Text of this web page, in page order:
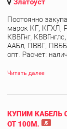
Златоуст
Постоянно
марок КГ, КГХЛ,
КВВГнг,
ААБл, ПВВГ,
опт. Расчет:
Читать далее
КУПИМ КАБЕЛЬ
ОТ 100М.